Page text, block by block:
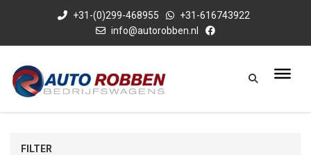
+31-(0)299-468955
+31-616743922
info@autorobben.nl
FILTER